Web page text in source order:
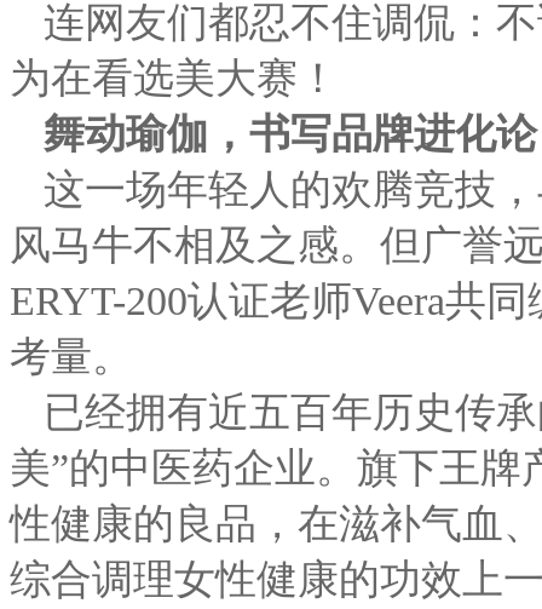
连网友们都忍不住调侃：
为在看选美大赛！
舞动瑜伽，书写品牌进化论
这一场年轻人的欢腾竞技
风马牛不相及之感。但广誉
ERYT-200认证老师Veera共
考量。
已经拥有近五百年历史传
美”的中医药企业。旗下王
性健康的良品，在滋补气血
综合调理女性健康的功效上